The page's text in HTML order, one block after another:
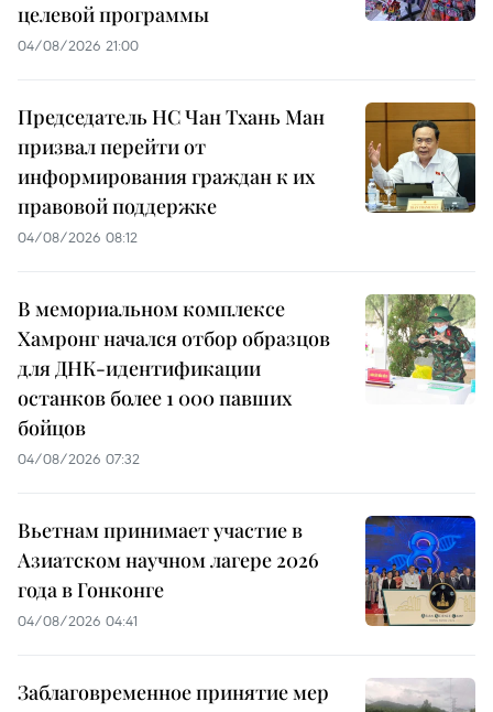
целевой программы
04/08/2026 21:00
Председатель НС Чан Тхань Ман
призвал перейти от
информирования граждан к их
правовой поддержке
04/08/2026 08:12
В мемориальном комплексе
Хамронг начался отбор образцов
для ДНК-идентификации
останков более 1 000 павших
бойцов
04/08/2026 07:32
Вьетнам принимает участие в
Азиатском научном лагере 2026
года в Гонконге
04/08/2026 04:41
Заблаговременное принятие мер